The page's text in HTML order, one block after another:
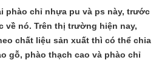
phào chỉ nhựa pu và ps này, trước
về nó. Trên thị trường hiện nay,
chất liệu sản xuất thì có thể chia
gỗ, phào thạch cao và phào chỉ